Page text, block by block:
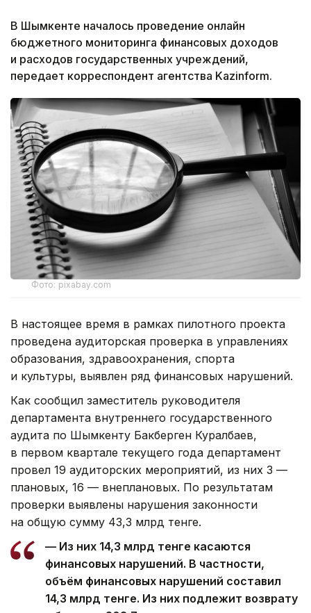
В Шымкенте началось проведение онлайн
бюджетного мониторинга финансовых доходов
и расходов государственных учреждений,
передает корреспондент агентства Kazinform.
Фото: pixabay.com
В настоящее время в рамках пилотного проекта
проведена аудиторская проверка в управлениях
образования, здравоохранения, спорта
и культуры, выявлен ряд финансовых нарушений.
Как сообщил заместитель руководителя
департамента внутреннего государственного
аудита по Шымкенту Бакберген Куралбаев,
в первом квартале текущего года департамент
провел 19 аудиторских мероприятий, из них 3 —
плановых, 16 — внеплановых. По результатам
проверки выявлены нарушения законности
на общую сумму 43,3 млрд тенге.
— Из них 14,3 млрд тенге касаются
финансовых нарушений. В частности,
объём финансовых нарушений составил
14,3 млрд тенге. Из них подлежит возврату